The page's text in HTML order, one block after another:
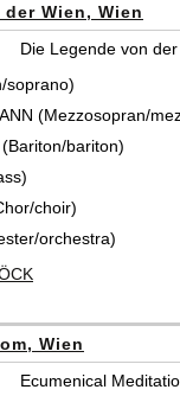
Wien, Wien
Die Legende von
soprano)
(Mezzosopran/
bariton)
choir)
orchestra)
Wien
Ecumenical